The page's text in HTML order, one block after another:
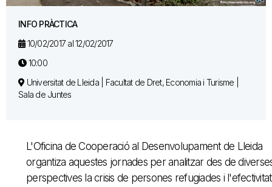
INFO PRÀCTICA
10/02/2017 al 12/02/2017
10:00
Universitat de Lleida | Facultat de Dret, Economia i Turisme |
Sala de Juntes
L'Oficina de Cooperació al Desenvolupament de Lleida
organtiza aquestes jornades per analitzar des de
perspectives la crisis de persones refugiades i